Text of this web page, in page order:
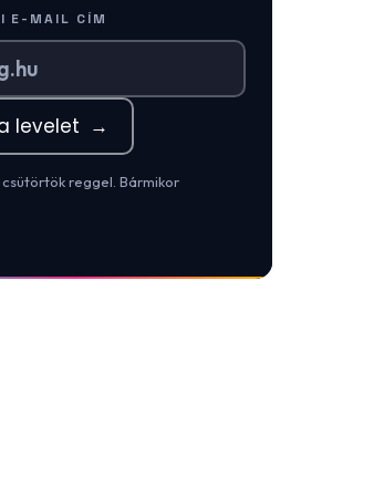
E-MAIL CÍM
levelet →
reggel. Bármikor